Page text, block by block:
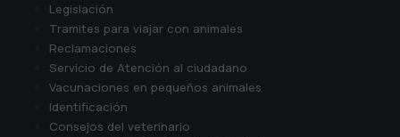
Legislación
Tramites para viajar con animales
Reclamaciones
Servicio de Atención al ciudadano
Vacunaciones en pequeños animales
Identificación
Consejos del veterinario